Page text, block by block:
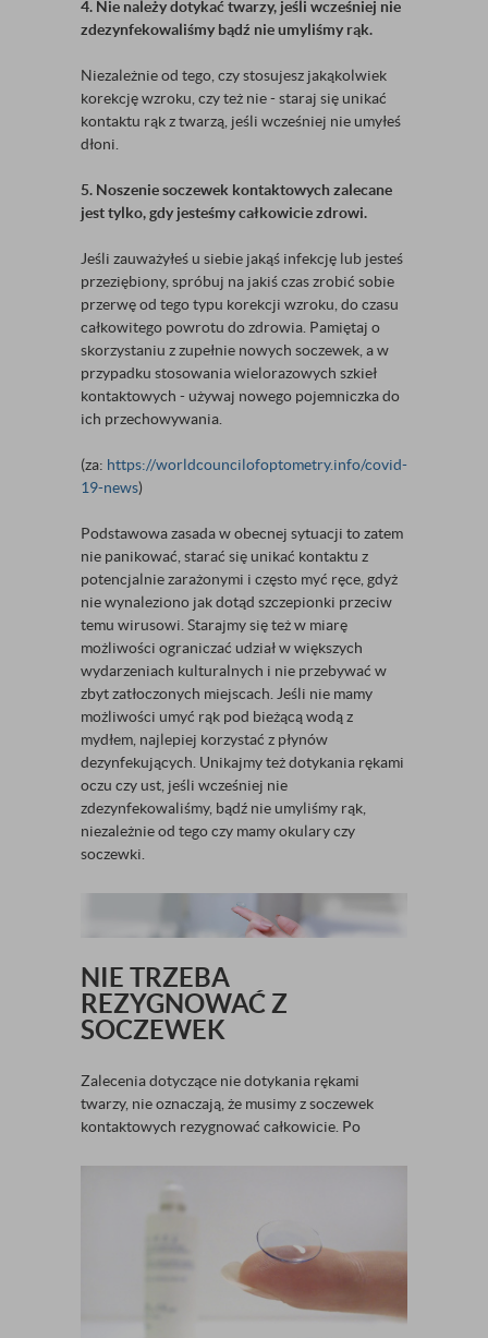
4. Nie należy dotykać twarzy, jeśli wcześniej nie
zdezynfekowaliśmy bądź nie umyliśmy rąk.
Niezależnie od tego, czy stosujesz jakąkolwiek
korekcję wzroku, czy też nie - staraj się unikać
kontaktu rąk z twarzą, jeśli wcześniej nie umyłeś
dłoni.
5. Noszenie soczewek kontaktowych zalecane
jest tylko, gdy jesteśmy całkowicie zdrowi.
Jeśli zauważyłeś u siebie jakąś infekcję lub jesteś
przeziębiony, spróbuj na jakiś czas zrobić sobie
przerwę od tego typu korekcji wzroku, do czasu
całkowitego powrotu do zdrowia. Pamiętaj o
skorzystaniu z zupełnie nowych soczewek, a w
przypadku stosowania wielorazowych szkieł
kontaktowych - używaj nowego pojemniczka do
ich przechowywania.
(za: https://worldcouncilofoptometry.info/covid-
19-news)
Podstawowa zasada w obecnej sytuacji to zatem
nie panikować, starać się unikać kontaktu z
potencjalnie zarażonymi i często myć ręce, gdyż
nie wynaleziono jak dotąd szczepionki przeciw
temu wirusowi. Starajmy się też w miarę
możliwości ograniczać udział w większych
wydarzeniach kulturalnych i nie przebywać w
zbyt zatłoczonych miejscach. Jeśli nie mamy
możliwości umyć rąk pod bieżącą wodą z
mydłem, najlepiej korzystać z płynów
dezynfekujących. Unikajmy też dotykania rękami
oczu czy ust, jeśli wcześniej nie
zdezynfekowaliśmy, bądź nie umyliśmy rąk,
niezależnie od tego czy mamy okulary czy
soczewki.
NIE TRZEBA
REZYGNOWAĆ Z
SOCZEWEK
Zalecenia dotyczące nie dotykania rękami
twarzy, nie oznaczają, że musimy z soczewek
kontaktowych rezygnować całkowicie. Po